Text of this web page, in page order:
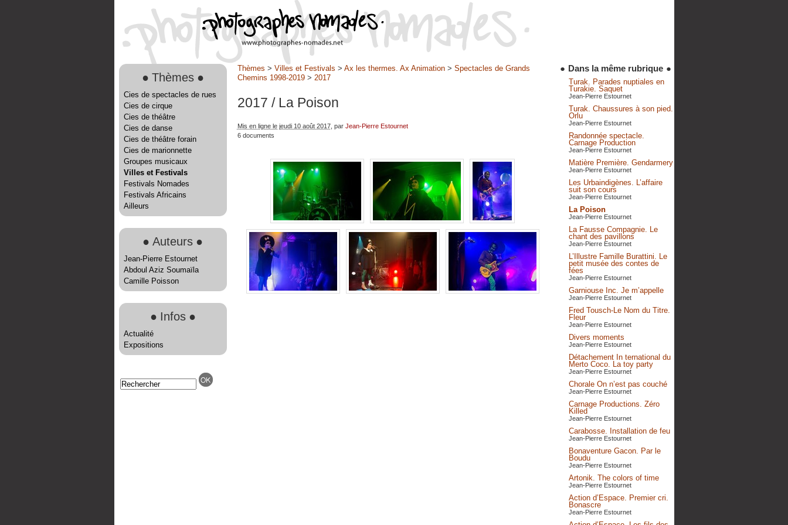
● Thèmes ●
Cies de spectacles de rues
Cies de cirque
Cies de théâtre
Cies de danse
Cies de théâtre forain
Cies de marionnette
Groupes musicaux
Villes et Festivals
Festivals Nomades
Festivals Africains
Ailleurs
● Auteurs ●
Jean-Pierre Estournet
Abdoul Aziz Soumaïla
Camille Poisson
● Infos ●
Actualité
Expositions
Thèmes > Villes et Festivals > Ax les thermes. Ax Animation> Spectacles de Grands
Chemins 1998-2019> 2017
2017 / La Poison
Mis en ligne le jeudi 10 août 2017, par Jean-Pierre Estournet
6 documents
● Dans la même rubrique ●
Turak. Parades nuptiales en
Turakie. Saquet
Jean-Pierre Estournet
Turak. Chaussures à son pied.
Orlu
Jean-Pierre Estournet
Randonnée spectacle.
Carnage Production
Jean-Pierre Estournet
Matière Première. Gendarmery
Jean-Pierre Estournet
Les Urbaindigènes. L’affaire
suit son cours
Jean-Pierre Estournet
La Poison
Jean-Pierre Estournet
La Fausse Compagnie. Le
chant des pavillons
Jean-Pierre Estournet
L’Illustre Famille Burattini. Le
petit musée des contes de
fées
Jean-Pierre Estournet
Garniouse Inc. Je m’appelle
Jean-Pierre Estournet
Fred Tousch-Le Nom du Titre.
Fleur
Jean-Pierre Estournet
Divers moments
Jean-Pierre Estournet
Détachement In ternational du
Merto Coco. La toy party
Jean-Pierre Estournet
Chorale On n’est pas couché
Jean-Pierre Estournet
Carnage Productions. Zéro
Killed
Jean-Pierre Estournet
Carabosse. Installation de feu
Jean-Pierre Estournet
Bonaventure Gacon. Par le
Boudu
Jean-Pierre Estournet
Artonik. The colors of time
Jean-Pierre Estournet
Action d’Espace. Premier cri.
Bonascre
Jean-Pierre Estournet